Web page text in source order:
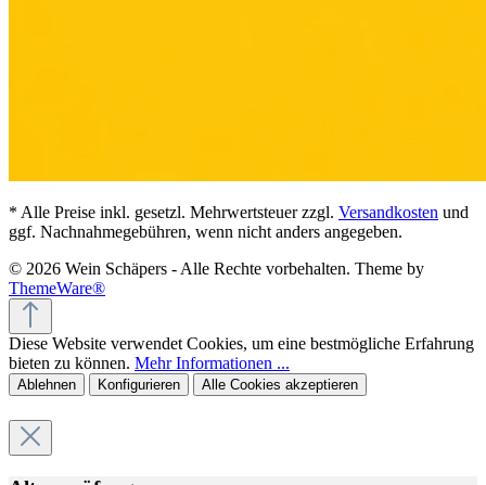
* Alle Preise inkl. gesetzl. Mehrwertsteuer zzgl. Versandkosten und
ggf. Nachnahmegebühren, wenn nicht anders angegeben.
© 2026 Wein Schäpers - Alle Rechte vorbehalten. Theme by
ThemeWare®
Diese Website verwendet Cookies, um eine bestmögliche Erfahrung
bieten zu können. Mehr Informationen ...
Ablehnen Konfigurieren Alle Cookies akzeptieren